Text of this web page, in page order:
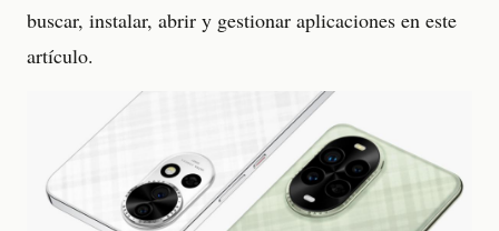
buscar, instalar, abrir y gestionar aplicaciones en este
artículo.